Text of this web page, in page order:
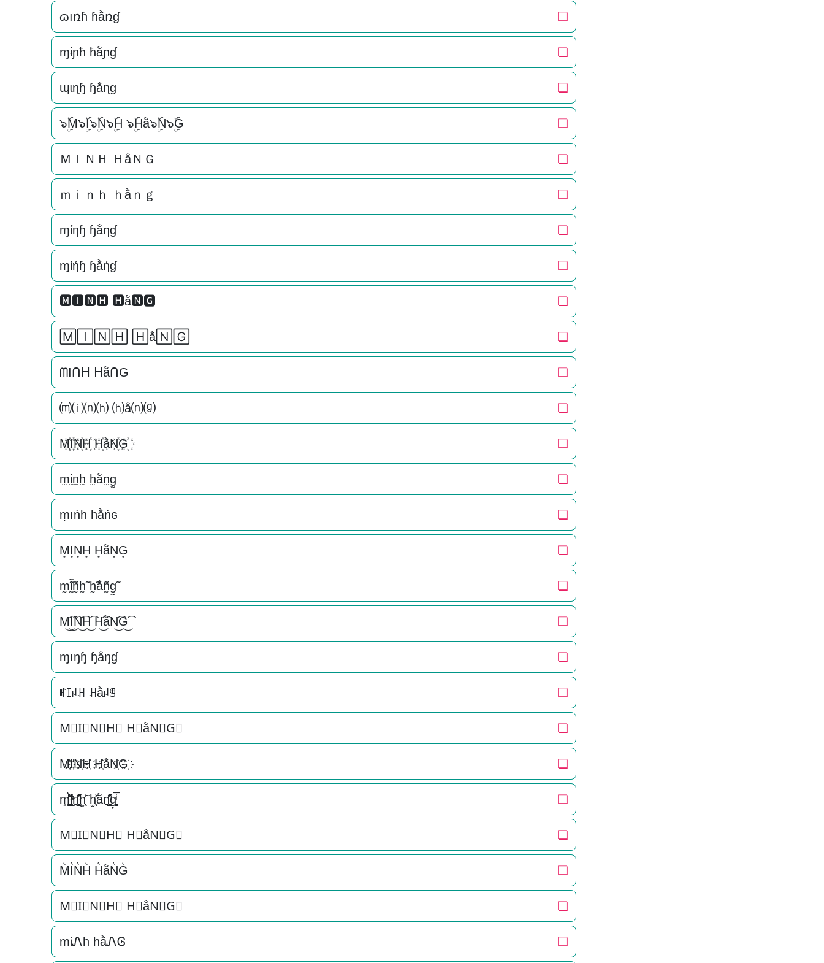
ɷıռɦ ɦằռɠ ❏
ɱɨɲħ ħằɲɠ ❏
ɰɩɳɧ ɧằɳɡ ❏
๖ۣۜM๖ۣۜI๖ۣۜN๖ۣۜH ๖ۣۜHằ๖ۣۜN๖ۣۜG ❏
ＭＩＮＨ ＨằＮＧ ❏
ｍｉｎｈ ｈằｎｇ ❏
ɱίηɧ ɧằηɠ ❏
ɱίήɧ ɧằήɠ ❏
🅼🅸🅽🅷 🅷ằ🅽🅶 ❏
🄼🄸🄽🄷 🄷ằ🄽🄶 ❏
ᗰIᑎᕼ ᕼằᑎG ❏
⒨⒤⒩⒣ ⒣ằ⒩⒢ ❏
M꙰I꙰N꙰H꙰ H꙰ằN꙰G꙰ ❏
m̫i̫n̫h̫ h̫ằn̫g̫ ❏
ṃıṅһ һằṅɢ ❏
M͙I͙N͙H͙ H͙ằN͙G͙ ❏
m̰̃ḭ̃ñ̰h̰̃ h̰̃ằñ̰g̰̃ ❏
M͜͡I͜͡N͜͡H͜͡ H͜͡ằN͜͡G͜͡ ❏
ɱıŋɧ ɧằŋɠ ❏
ꎭꀤꈤꃅ ꃅằꈤꁅ ❏
M⃟I⃟N⃟H⃟ H⃟ằN⃟G⃟ ❏
M҉I҉N҉H҉ H҉ằN҉G҉ ❏
m̘͈̺̪͓ͩ͂̾ͪ̀̋i̞̟̫̺ͭ̒ͭͣn͉̠̙͉̗̺̋̋̔ͧ̊h͚̖̜̍̃͐ h͚̖̜̍̃͐ằn͉̠̙͉̗̺̋̋̔ͧ̊g͎͚̥͎͔͕ͥ̿ ❏
M⃗I⃗N⃗H⃗ H⃗ằN⃗G⃗ ❏
M͛I͛N͛H͛ H͛ằN͛G͛ ❏
M⃒I⃒N⃒H⃒ H⃒ằN⃒G⃒ ❏
mᎥᏁh hằᏁᎶ ❏